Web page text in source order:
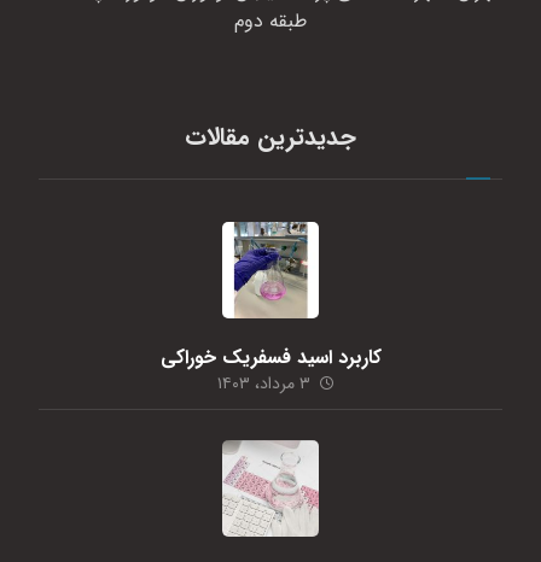
طبقه دوم
جدیدترین مقالات
کاربرد اسید فسفریک خوراکی
۳ مرداد، ۱۴۰۳